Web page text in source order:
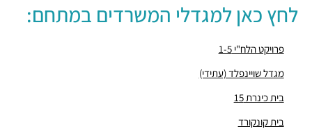
מבני משרדים ומסחר ·בר כוכבא 9, בני ברק
מבני משרדים ומסחר ·
מבני משרדים ומסחר ·בר כוכבא 23, בני ברק
"בניין ויטה"
לחץ כאן למגדלי המשרדים במתחם:
פרויקט הלח"י 1-5
מגדל שויינפלד (עתידי)
בית כינרת 15
בית קונקורד